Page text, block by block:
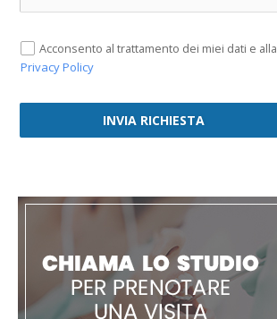
Acconsento al trattamento dei miei dati e alla
Privacy Policy
INVIA RICHIESTA